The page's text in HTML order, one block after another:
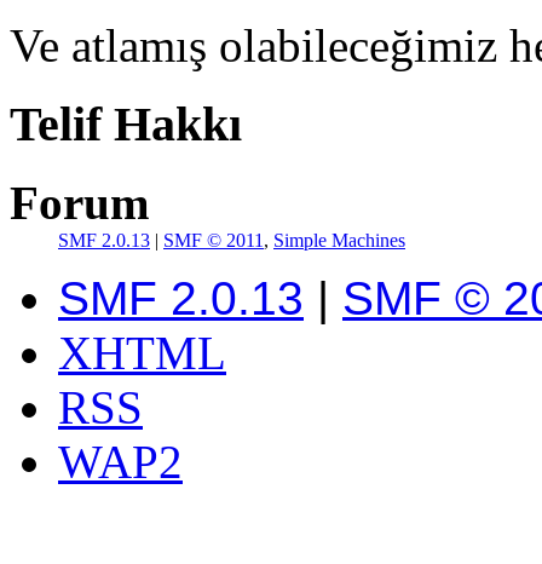
Ve atlamış olabileceğimiz
Telif Hakkı
Forum
SMF 2.0.13 | SMF © 2011 , Simple Machines
SMF 2.0.13 | SMF ©
XHTML
RSS
WAP2